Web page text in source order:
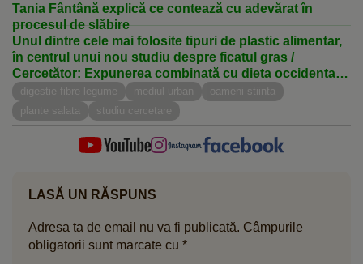
Tania Fântână explică ce contează cu adevărat în
procesul de slăbire
Unul dintre cele mai folosite tipuri de plastic alimentar,
în centrul unui nou studiu despre ficatul gras /
Cercetător: Expunerea combinată cu dieta occidentală
a agravat efectele
digestie fibre legume mediul urban
oameni stiinta
plante salata
studiu cercetare
LASĂ UN RĂSPUNS
Adresa ta de email nu va fi publicată. Câmpurile
obligatorii sunt marcate cu *